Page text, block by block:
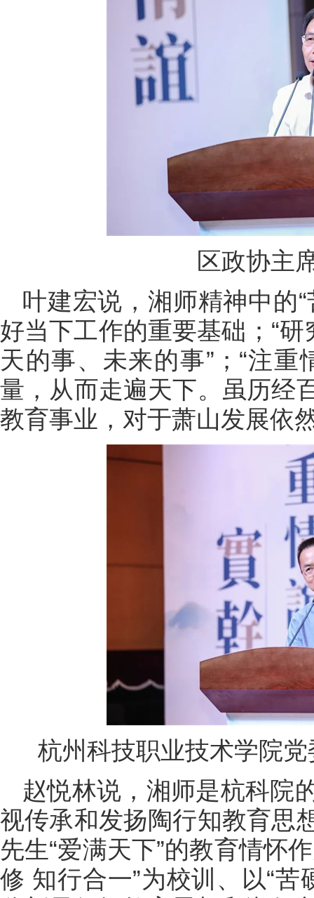
区政协主
叶建宏说，湘师精神中的
好当下工作的重要基础；“
天的事、未来的事”；“注
量，从而走遍天下。虽历经
教育事业，对于萧山发展依
杭州科技职业技术学院
赵悦林说，湘师是杭科院
视传承和发扬陶行知教育思
先生“爱满天下”的教育情怀
修 知行合一”为校训、以“